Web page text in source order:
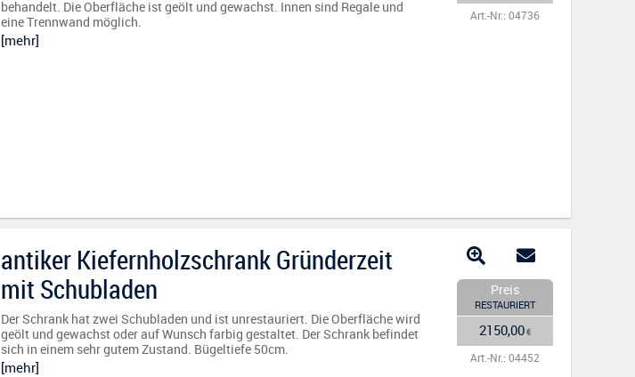
behandelt. Die Oberfläche ist geölt und gewachst. Innen sind Regale und
eine Trennwand möglich.
[mehr]
Art.-Nr.: 04736
antiker Kiefernholzschrank Gründerzeit
mit Schubladen
Der Schrank hat zwei Schubladen und ist unrestauriert. Die Oberfläche wird
geölt und gewachst oder auf Wunsch farbig gestaltet. Der Schrank befindet
sich in einem sehr gutem Zustand. Bügeltiefe 50cm.
[mehr]
Preis
RESTAURIERT
2150,00€
Art.-Nr.: 04452